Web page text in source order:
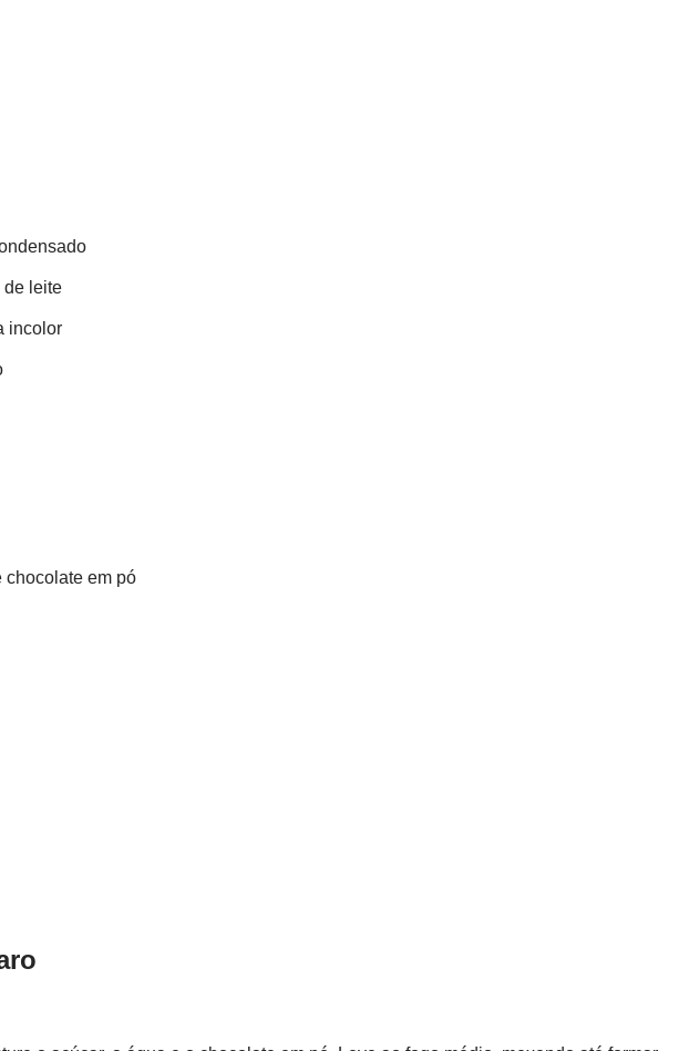
de leite
incolor
chocolate em pó